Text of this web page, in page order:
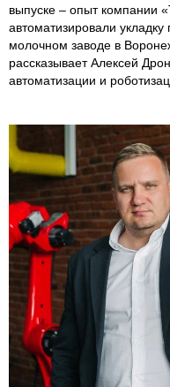
выпуске – опыт компании
автоматизировали
молочном заводе в
рассказывает Алексей
автоматизации и